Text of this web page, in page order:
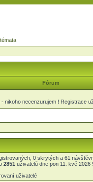
Fórum
nikoho necenzurujem ! Registrace
0 skrytých a 61
2851 uživatelů dne pon 11. kvě 2026
uživatelé